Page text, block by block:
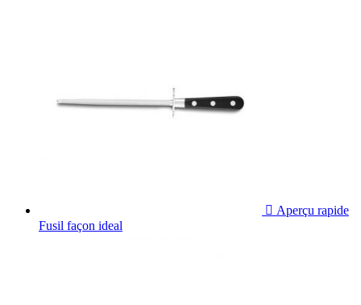
 Aperçu rapide
Fusil façon ideal